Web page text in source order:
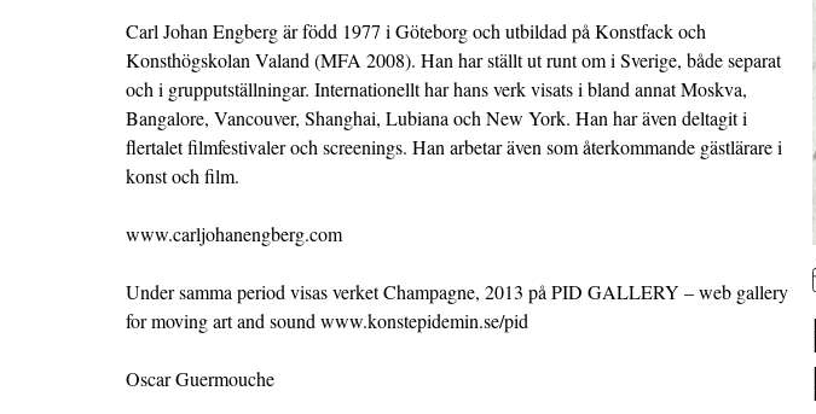
Carl Johan Engberg är född 1977 i Göteborg och utbildad på Konstfack och
Konsthögskolan Valand (MFA 2008). Han har ställt ut runt om i Sverige, både separat
och i grupputställningar. Internationellt har hans verk visats i bland annat Moskva,
Bangalore, Vancouver, Shanghai, Lubiana och New York. Han har även deltagit i
flertalet filmfestivaler och screenings. Han arbetar även som återkommande gästlärare i
konst och film.
www.carljohanengberg.com
Under samma period visas verket Champagne, 2013 på PID GALLERY – web gallery
for moving art and sound www.konstepidemin.se/pid
Oscar Guermouche